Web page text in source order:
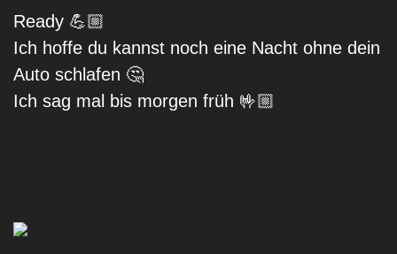
Ready 💪🏼
Ich hoffe du kannst noch eine Nacht ohne dein
Auto schlafen 🤔
Ich sag mal bis morgen früh 🤟🏼